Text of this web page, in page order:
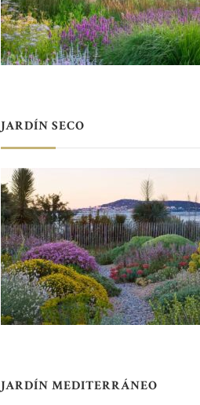
JARDÍN SECO
JARDÍN MEDITERRÁNEO